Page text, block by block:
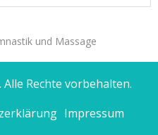
und Massage
Rechte vorbehalten.
Impressum